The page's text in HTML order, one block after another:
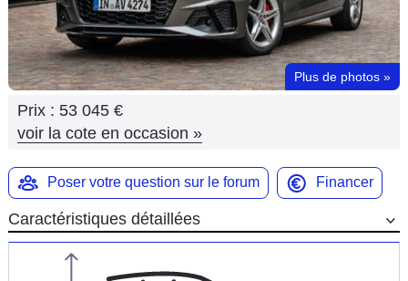
Forum
Moto
Marques
Plus de photos »
Prix : 53 045 €
voir la cote en occasion »
Poser votre question sur le forum Financer
Caractéristiques détaillées